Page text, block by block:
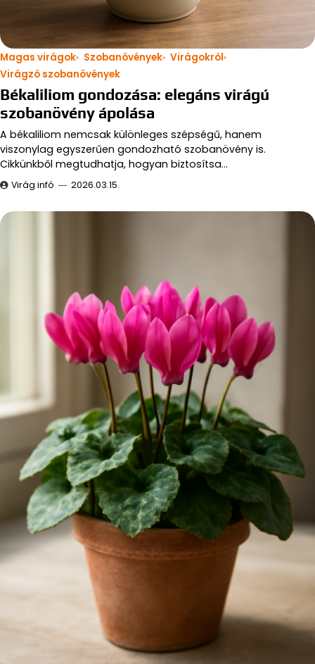
Magas virágok Szobanövények Virágokról
Virágzó szobanövények
Békaliliom gondozása: elegáns virágú
szobanövény ápolása
A békaliliom nemcsak különleges szépségű, hanem
viszonylag egyszerűen gondozható szobanövény is.
Cikkünkből megtudhatja, hogyan biztosítsa…
Virág infó 2026.03.15.